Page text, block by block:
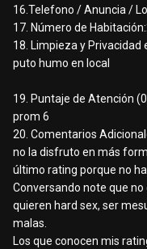
16.Telefono / Anuncia /
17. Número de
18. Limpieza y Privacidad
puto humo en local
19. Puntaje de Atención
prom 6
20. Comentarios
no la disfruto en más
último rating porque no
Conversando note que
quieren hard sex, ser
malas.
Los que conocen mis